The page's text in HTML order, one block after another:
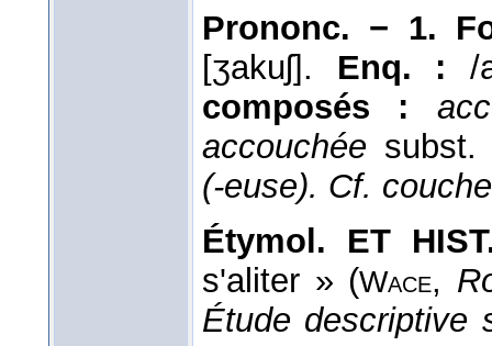
Prononc. − 1.
[ʒakuʃ]. Enq. : /
composés :
accouchée
(-euse). Cf.
Étymol. ET
s'aliter » (Wace,
Étude descriptive